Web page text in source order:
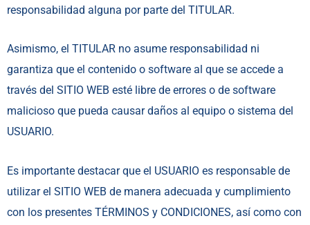
responsabilidad alguna por parte del TITULAR.
Asimismo, el TITULAR no asume responsabilidad ni
garantiza que el contenido o software al que se accede a
través del SITIO WEB esté libre de errores o de software
malicioso que pueda causar daños al equipo o sistema del
USUARIO.
Es importante destacar que el USUARIO es responsable de
utilizar el SITIO WEB de manera adecuada y cumplimiento
con los presentes TÉRMINOS y CONDICIONES, así como con